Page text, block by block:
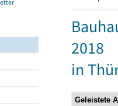
2018
in